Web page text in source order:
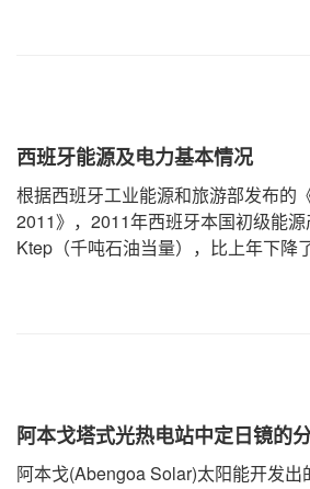
西班牙能源及电力基本情况
根据西班牙工业能源和旅游部发布的
2011》，2011年西班牙本国初级能
Ktep（千吨石油当量），比上年下降
阿本戈塔式光热电站中定日镜的
阿本戈(Abengoa Solar)太阳能开发